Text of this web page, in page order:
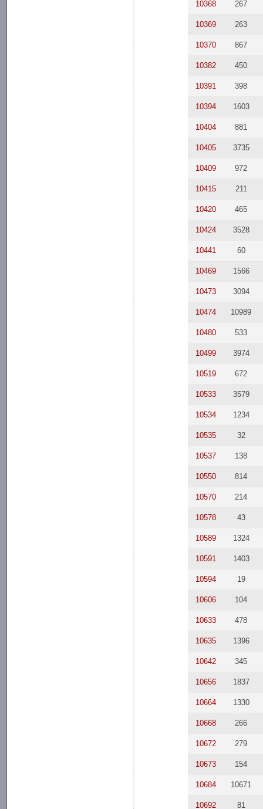
10368 267
10369 263
10370 867
10382 450
10391 398
10394 1603
10404 881
10405 3735
10409 972
10415 211
10420 465
10424 3528
10441 60
10469 1566
10473 3094
10474 10989
10480 533
10499 3974
10519 672
10533 3579
10534 1234
10535 32
10537 138
10550 814
10570 214
10578 43
10589 1324
10591 1403
10594 19
10606 104
10633 478
10635 1396
10642 345
10656 1837
10664 1330
10668 266
10672 279
10673 154
10684 10671
10692 81